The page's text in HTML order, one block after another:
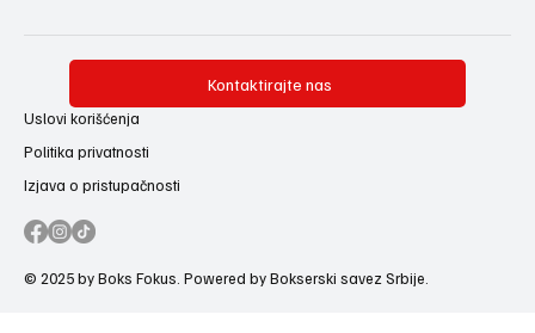
Kontaktirajte nas
Uslovi korišćenja
Politika privatnosti
Izjava o pristupačnosti
© 2025 by Boks Fokus. Powered by Bokserski savez Srbije.